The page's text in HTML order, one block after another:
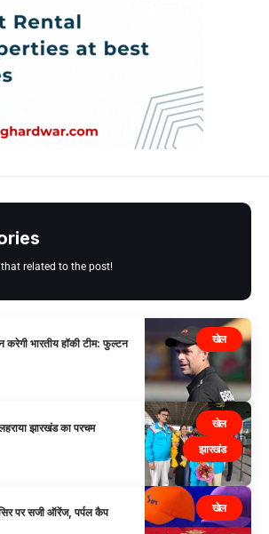
related to the post!
खेल
करेगी भारतीय हॉकी टीम: फुल्टन
खेल
झारखंड
झारखंड का परचम
खेल
पर सजी ऑरेंज, पर्पल कैप